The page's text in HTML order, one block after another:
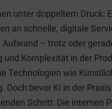
c
e
b
o
o
k
k
e
dI
n
ai
l
tt
er
unter doppeltem Druck:
an schnelle, digitale
– trotz oder
und Komplexität in der
Technologien wie
Doch bevor KI in der
Schritt: Die internen